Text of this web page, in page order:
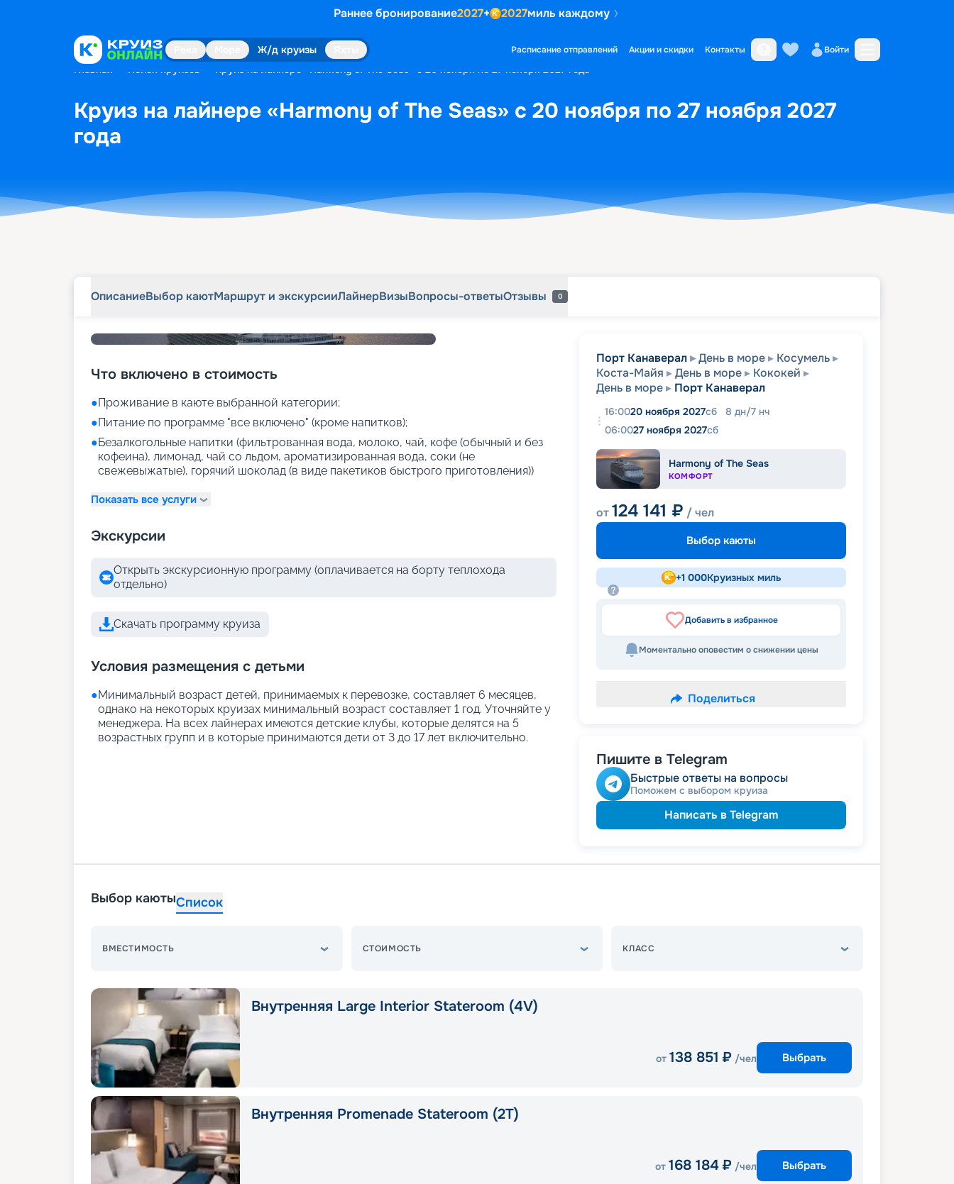
Раннее бронирование2027+ 2027миль каждому
Ж/д круизы Расписание отправлений Акции и скидки Контакты Войти
Главная Поиск круизов Круиз на лайнере «Harmony of The Seas» с 20 ноября по 27 ноября 2027 года
Круиз на лайнере «Harmony of The Seas» с 20 ноября по 27 ноября 2027
года
ОписаниеВыбор каютМаршрут и экскурсииЛайнерВизыВопросы-ответыОтзывы 0
Что включено в стоимость
●Проживание в каюте выбранной категории;
●Питание по программе "все включено" (кроме напитков);
●Безалкогольные напитки (фильтрованная вода, молоко, чай, кофе (обычный и без
кофеина), лимонад, чай со льдом, ароматизированная вода, соки (не
свежевыжатые), горячий шоколад (в виде пакетиков быстрого приготовления))
Показать все услуги
Экскурсии
Открыть экскурсионную программу (оплачивается на борту теплохода
отдельно)
Скачать программу круиза
Условия размещения с детьми
●Минимальный возраст детей, принимаемых к перевозке, составляет 6 месяцев,
однако на некоторых круизах минимальный возраст составляет 1 год. Уточняйте у
менеджера. На всех лайнерах имеются детские клубы, которые делятся на 5
возрастных групп и в которые принимаются дети от 3 до 17 лет включительно.
Порт Канаверал День в море
Косумель
Коста-Майя
День в море
Кококей
День в море
Порт Канаверал
16:0020 ноября 2027сб 8 дн/7 нч
06:0027 ноября 2027сб
Harmony of The Seas
КОМФОРТ
от124 141 ₽ / чел
Выбор каюты
+1 000Круизных миль
Добавить в избранное
Моментально оповестим о снижении цены
Поделиться
Пишите в Telegram
Быстрые ответы на вопросы
Поможем с выбором круиза
Написать в Telegram
Выбор каютыСписок
ВМЕСТИМОСТЬ СТОИМОСТЬ КЛАСС
Внутренняя Large Interior Stateroom (4V)
от 138 851 ₽ /чел Выбрать
Внутренняя Promenade Stateroom (2T)
от 168 184 ₽ /чел Выбрать